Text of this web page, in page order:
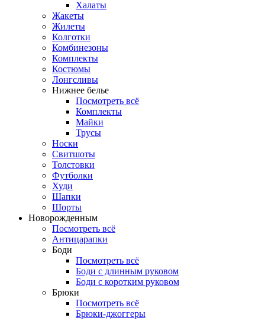
Халаты
Жакеты
Жилеты
Колготки
Комбинезоны
Комплекты
Костюмы
Лонгсливы
Нижнее белье
Посмотреть всё
Комплекты
Майки
Трусы
Носки
Свитшоты
Толстовки
Футболки
Худи
Шапки
Шорты
Новорожденным
Посмотреть всё
Антицарапки
Боди
Посмотреть всё
Боди с длинным руковом
Боди с коротким руковом
Брюки
Посмотреть всё
Брюки-джоггеры